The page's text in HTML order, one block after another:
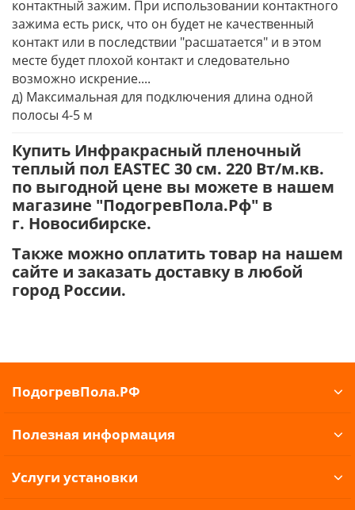
контактный зажим. При использовании контактного
зажима есть риск, что он будет не качественный
контакт или в последствии "расшатается" и в этом
месте будет плохой контакт и следовательно
возможно искрение....
д) Максимальная для подключения длина одной
полосы 4-5 м
Купить Инфракрасный пленочный
теплый пол EASTEC 30 см. 220 Вт/м.кв.
по выгодной цене вы можете в нашем
магазине "ПодогревПола.Рф" в
г. Новосибирске.
Также можно оплатить товар на нашем
сайте и заказать доставку в любой
город России.
ПодогревПола.РФ
Полезная информация
Услуги установки